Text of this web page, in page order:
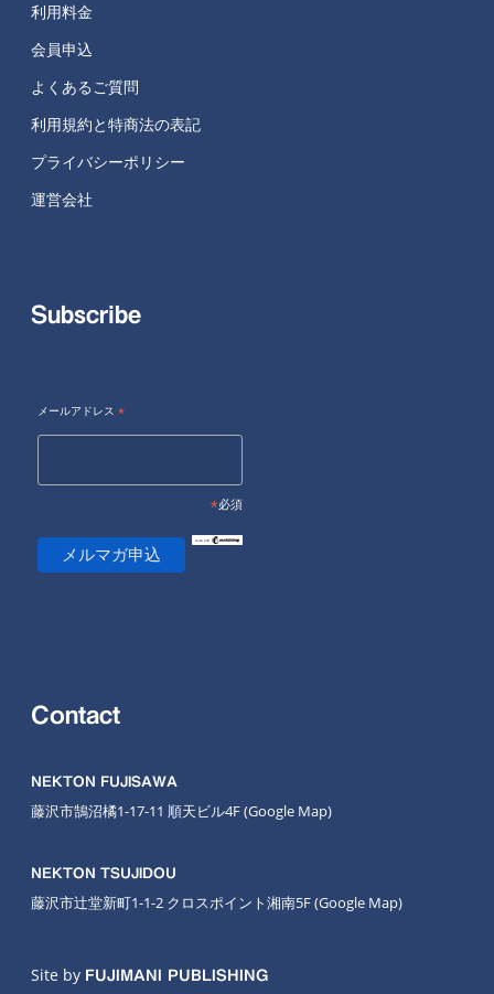
利用料金
会員申込
よくあるご質問
利用規約と特商法の表記
プライバシーポリシー
運営会社
Subscribe
メールアドレス *
*必須
Contact
NEKTON FUJISAWA
藤沢市鵠沼橘1-17-11 順天ビル4F(Google Map)
NEKTON TSUJIDOU
藤沢市辻堂新町1-1-2 クロスポイント湘南5F(Google Map)
Site by FUJIMANI PUBLISHING